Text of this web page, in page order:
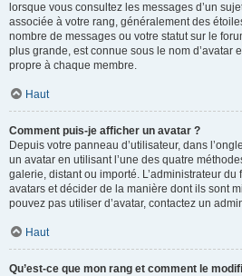
lorsque vous consultez les messages d’un
associée à votre rang, généralement des
nombre de messages ou votre statut sur le
plus grande, est connue sous le nom d’avatar
propre à chaque membre.
Haut
Comment puis-je afficher un avatar ?
Depuis votre panneau d’utilisateur, dans
un avatar en utilisant l’une des quatre
galerie, distant ou importé. L’administrateur
avatars et décider de la manière dont ils sont
pouvez pas utiliser d’avatar, contactez un
Haut
Qu’est-ce que mon rang et comment le